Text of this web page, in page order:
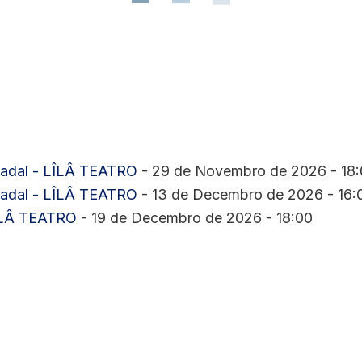
- LÎLÂ TEATRO - 29 de Novembro de 2026 -
- LÎLÂ TEATRO - 13 de Decembro de 2026 -
TEATRO - 19 de Decembro de 2026 - 18:00